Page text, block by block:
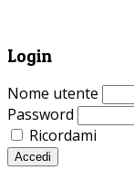
Login
Nome utente
Password
Ricordami
Accedi